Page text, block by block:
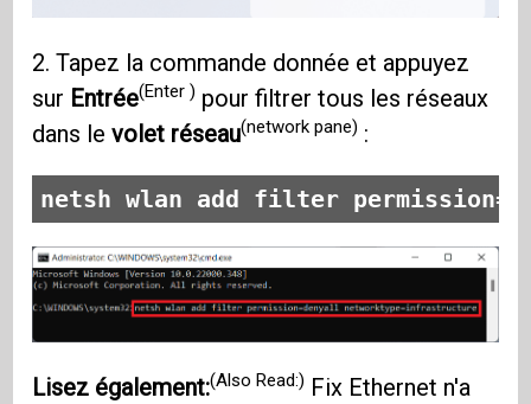
2. Tapez la commande donnée et appuyez
sur Entrée(Enter ) pour filtrer tous les réseaux
dans levolet réseau(network pane) :
netsh wlan add filter
Lisez également:(Also Read:) Fix Ethernet n'a